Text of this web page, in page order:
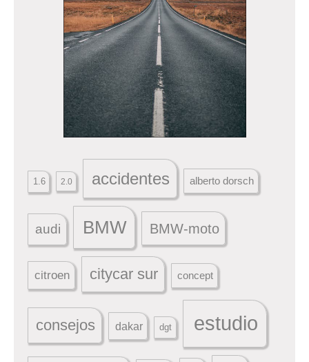
1.6 2.0 accidentes alberto dorsch
audi BMW BMW-moto
citroen citycar sur concept
consejos dakar dgt estudio